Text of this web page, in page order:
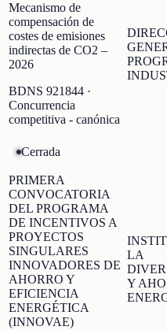
Mecanismo de
compensación de
costes de emisiones
indirectas de CO2 –
2026
BDNS 921844 ·
Concurrencia
competitiva - canónica
Cerrada
PRIMERA
CONVOCATORIA
DEL PROGRAMA
DE INCENTIVOS A
PROYECTOS
SINGULARES
INNOVADORES DE
AHORRO Y
EFICIENCIA
ENERGÉTICA
(INNOVAE)
LA
Y